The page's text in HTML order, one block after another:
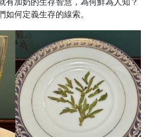
何定義生存的線索。